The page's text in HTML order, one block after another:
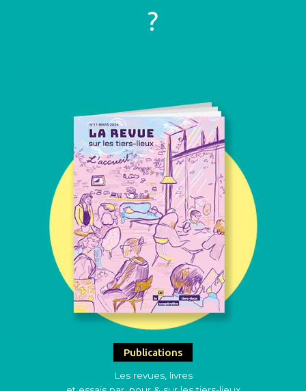
?
Publications
Les revues, livres